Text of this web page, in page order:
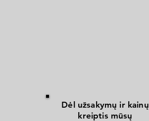
Dėl užsakymų ir kainų
kreiptis mūsų